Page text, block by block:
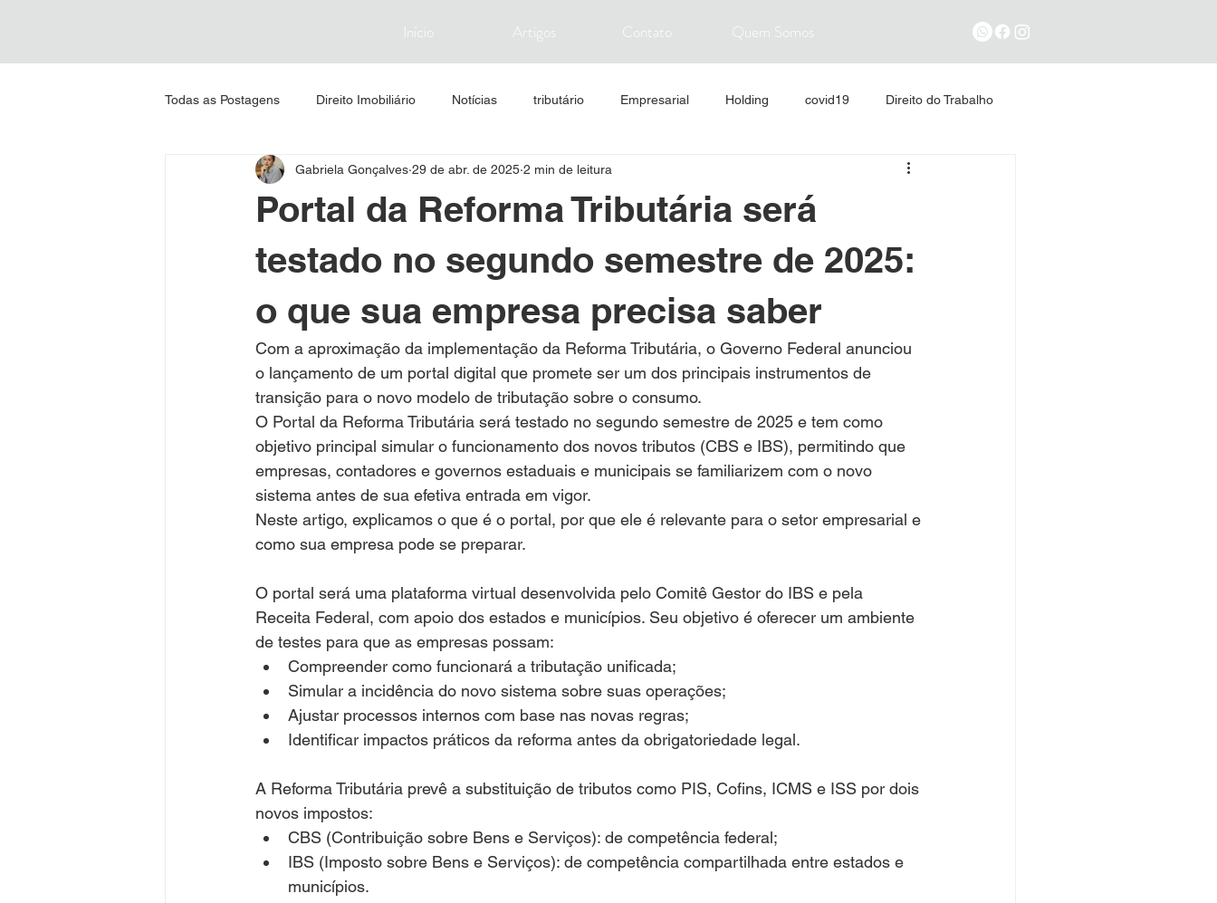
Início Artigos Contato Quem Somos
Todas as Postagens Direito Imobiliário Notícias tributário Empresarial Holding covid19 Direito do Trabalho
previdenciário Direito Penal Imposto Mercado financeiro
Portal da Reforma Tributária será
testado no segundo semestre de 2025:
o que sua empresa precisa saber
Gabriela Gonçalves 29 de abr. de 2025 2 min de leitura
Com a aproximação da implementação da Reforma Tributária, o Governo Federal anunciou
o lançamento de um portal digital que promete ser um dos principais instrumentos de
transição para o novo modelo de tributação sobre o consumo.
O Portal da Reforma Tributária será testado no segundo semestre de 2025 e tem como
objetivo principal simular o funcionamento dos novos tributos (CBS e IBS), permitindo que
empresas, contadores e governos estaduais e municipais se familiarizem com o novo
sistema antes de sua efetiva entrada em vigor.
Neste artigo, explicamos o que é o portal, por que ele é relevante para o setor empresarial e
como sua empresa pode se preparar.
O portal será uma plataforma virtual desenvolvida pelo Comitê Gestor do IBS e pela
Receita Federal, com apoio dos estados e municípios. Seu objetivo é oferecer um ambiente
de testes para que as empresas possam:
Compreender como funcionará a tributação unificada;
Simular a incidência do novo sistema sobre suas operações;
Ajustar processos internos com base nas novas regras;
Identificar impactos práticos da reforma antes da obrigatoriedade legal.
A Reforma Tributária prevê a substituição de tributos como PIS, Cofins, ICMS e ISS por dois
novos impostos:
CBS (Contribuição sobre Bens e Serviços): de competência federal;
IBS (Imposto sobre Bens e Serviços): de competência compartilhada entre estados e
municípios.